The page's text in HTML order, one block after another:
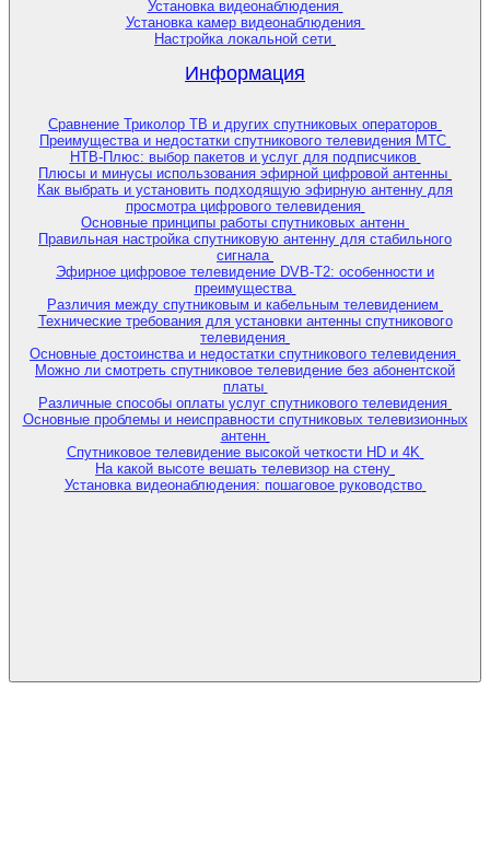
Установка видеонаблюдения
Установка камер видеонаблюдения
Настройка локальной сети
Информация
Сравнение Триколор ТВ и других спутниковых операторов
Преимущества и недостатки спутникового телевидения МТС
НТВ-Плюс: выбор пакетов и услуг для подписчиков
Плюсы и минусы использования эфирной цифровой антенны
Как выбрать и установить подходящую эфирную антенну для
просмотра цифрового телевидения
Основные принципы работы спутниковых антенн
Правильная настройка спутниковую антенну для стабильного
сигнала
Эфирное цифровое телевидение DVB-T2: особенности и
преимущества
Различия между спутниковым и кабельным телевидением
Технические требования для установки антенны спутникового
телевидения
Основные достоинства и недостатки спутникового телевидения
Можно ли смотреть спутниковое телевидение без абонентской
платы
Различные способы оплаты услуг спутникового телевидения
Основные проблемы и неисправности спутниковых телевизионных
антенн
Спутниковое телевидение высокой четкости HD и 4K
На какой высоте вешать телевизор на стену
Установка видеонаблюдения: пошаговое руководство